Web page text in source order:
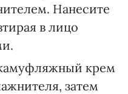
Нанесите
в лицо
крем
затем